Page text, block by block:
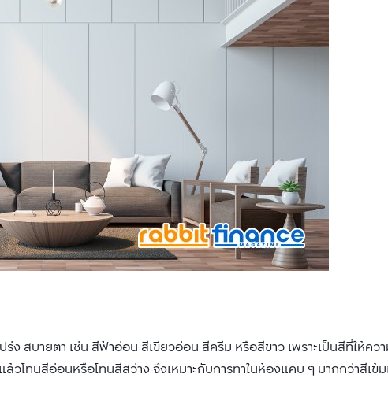
ง สบายตา เช่น สีฟ้าอ่อน สีเขียวอ่อน สีครีม หรือสีขาว เพราะเป็นสีที่ให้คว
วโทนสีอ่อนหรือโทนสีสว่าง จึงเหมาะกับการทาในห้องแคบ ๆ มากกว่าสีเข้ม